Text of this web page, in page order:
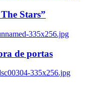
Stars”
335x256.jpg
de portas
335x256.jpg